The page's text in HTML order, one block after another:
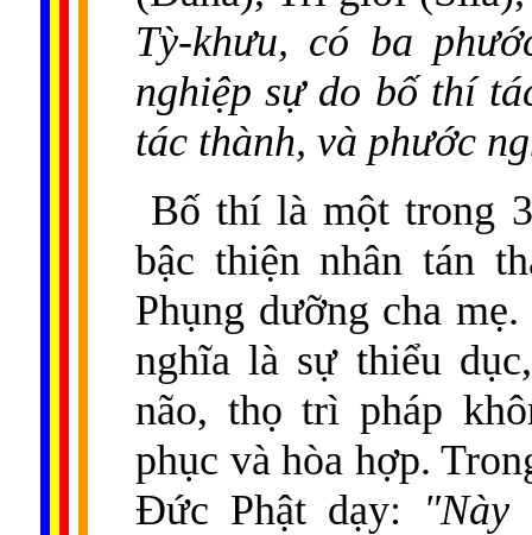
Tỳ-khưu, có ba
nghiệp sự do bố thí
tác thành, và phước
Bố thí là một trong
bậc thiện nhân tán
Phụng dưỡng cha
nghĩa là sự thiểu
não, thọ trì pháp
phục và hòa hợp.
Đức Phật dạy:
"Này